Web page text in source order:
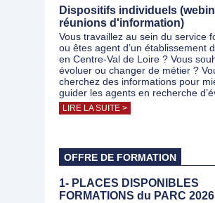
Dispositifs individuels
réunions d'information)
Vous travaillez au sein du service
ou êtes agent d’un établissement
en Centre-Val de Loire ? Vous
évoluer ou changer de métier ?
cherchez des informations pour
guider les agents en recherche
LIRE LA SUITE >
OFFRE DE FORMATION
1- PLACES DISPONIBLES
FORMATIONS du PARC 2026